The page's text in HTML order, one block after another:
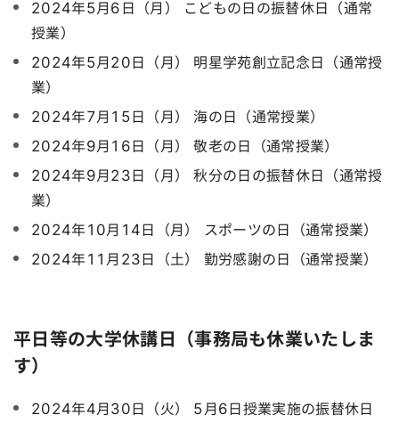
2024年5月6日（月） こどもの日の振替休日（通常
授業）
2024年5月20日（月） 明星学苑創立記念日（通常授
業）
2024年7月15日（月） 海の日（通常授業）
2024年9月16日（月） 敬老の日（通常授業）
2024年9月23日（月） 秋分の日の振替休日（通常授
業）
2024年10月14日（月） スポーツの日（通常授業）
2024年11月23日（土） 勤労感謝の日（通常授業）
平日等の大学休講日（事務局も休業いたしま
す）
2024年4月30日（火） 5月6日授業実施の振替休日